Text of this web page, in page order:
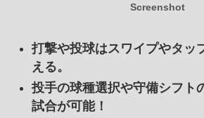
Screenshot
打撃や投球はスワイプやタッ
える。
投手の球種選択や守備シフト
試合が可能！